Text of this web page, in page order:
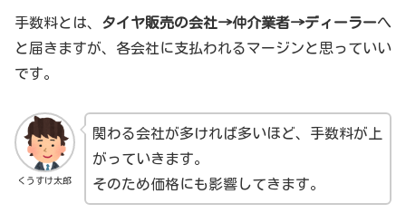
手数料とは、 タイヤ販売の会社→仲介業者→ディーラーへ
と届きますが、各会社に支払われるマージンと思っていい
です。
くうすけ太郎
関わる会社が多ければ多いほど、手数料が上
がっていきます。
そのため価格にも影響してきます。